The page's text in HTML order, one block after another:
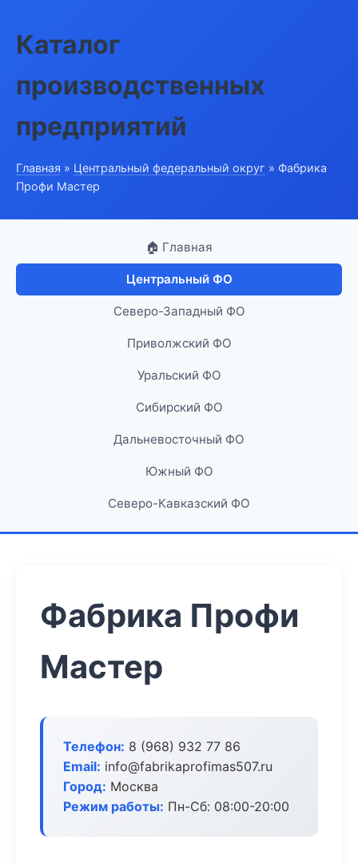
Каталог
производственных
предприятий
Главная » Центральный федеральный округ » Фабрика
Профи Мастер
🏠 Главная
Центральный ФО
Северо-Западный ФО
Приволжский ФО
Уральский ФО
Сибирский ФО
Дальневосточный ФО
Южный ФО
Северо-Кавказский ФО
Фабрика Профи
Мастер
Телефон: 8 (968) 932 77 86
Email: info@fabrikaprofimas507.ru
Город: Москва
Режим работы: Пн-Сб: 08:00-20:00